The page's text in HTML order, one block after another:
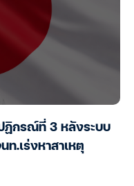
ฏิกรณ์ที่ 3 หลังระบบ
ท.เร่งหาสาเหตุ